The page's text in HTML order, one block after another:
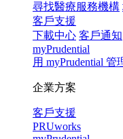
尋找醫療服務機構
客戶支援
下載中心 客戶通知
myPrudential
用 myPrudential 管
企業方案
客戶支援
PRUworks